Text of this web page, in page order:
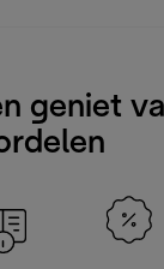
geniet